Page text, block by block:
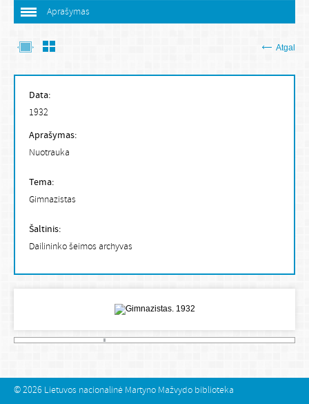
Aprašymas
Atgal
Data:
1932
Aprašymas:
Nuotrauka
Tema:
Gimnazistas
Šaltinis:
Dailininko šeimos archyvas
© 2026 Lietuvos nacionalinė Martyno Mažvydo biblioteka